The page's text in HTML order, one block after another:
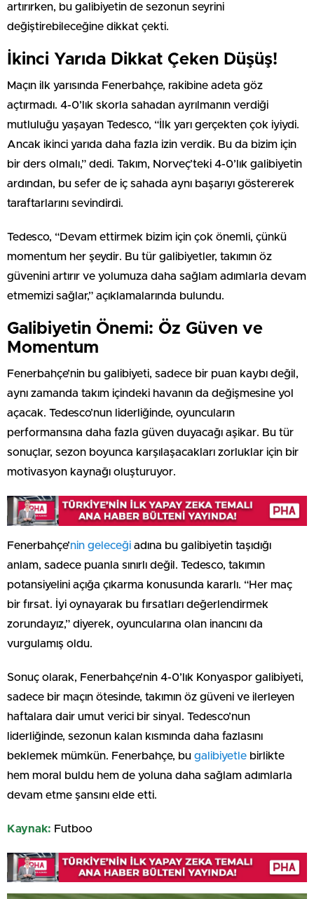
artırırken, bu galibiyetin de sezonun seyrini
değiştirebileceğine dikkat çekti.
İkinci Yarıda Dikkat Çeken Düşüş!
Maçın ilk yarısında Fenerbahçe, rakibine adeta göz
açtırmadı. 4-0’lık skorla sahadan ayrılmanın verdiği
mutluluğu yaşayan Tedesco, “İlk yarı gerçekten çok iyiydi.
Ancak ikinci yarıda daha fazla izin verdik. Bu da bizim için
bir ders olmalı,” dedi. Takım, Norveç’teki 4-0’lık galibiyetin
ardından, bu sefer de iç sahada aynı başarıyı göstererek
taraftarlarını sevindirdi.
Tedesco, “Devam ettirmek bizim için çok önemli, çünkü
momentum her şeydir. Bu tür galibiyetler, takımın öz
güvenini artırır ve yolumuza daha sağlam adımlarla devam
etmemizi sağlar,” açıklamalarında bulundu.
Galibiyetin Önemi: Öz Güven ve
Momentum
Fenerbahçe’nin bu galibiyeti, sadece bir puan kaybı değil,
aynı zamanda takım içindeki havanın da değişmesine yol
açacak. Tedesco’nun liderliğinde, oyuncuların
performansına daha fazla güven duyacağı aşikar. Bu tür
sonuçlar, sezon boyunca karşılaşacakları zorluklar için bir
motivasyon kaynağı oluşturuyor.
Fenerbahçe’nin geleceği adına bu galibiyetin taşıdığı
anlam, sadece puanla sınırlı değil. Tedesco, takımın
potansiyelini açığa çıkarma konusunda kararlı. “Her maç
bir fırsat. İyi oynayarak bu fırsatları değerlendirmek
zorundayız,” diyerek, oyuncularına olan inancını da
vurgulamış oldu.
Sonuç olarak, Fenerbahçe’nin 4-0’lık Konyaspor galibiyeti,
sadece bir maçın ötesinde, takımın öz güveni ve ilerleyen
haftalara dair umut verici bir sinyal. Tedesco’nun
liderliğinde, sezonun kalan kısmında daha fazlasını
beklemek mümkün. Fenerbahçe, bu galibiyetle birlikte
hem moral buldu hem de yoluna daha sağlam adımlarla
devam etme şansını elde etti.
Kaynak: Futboo